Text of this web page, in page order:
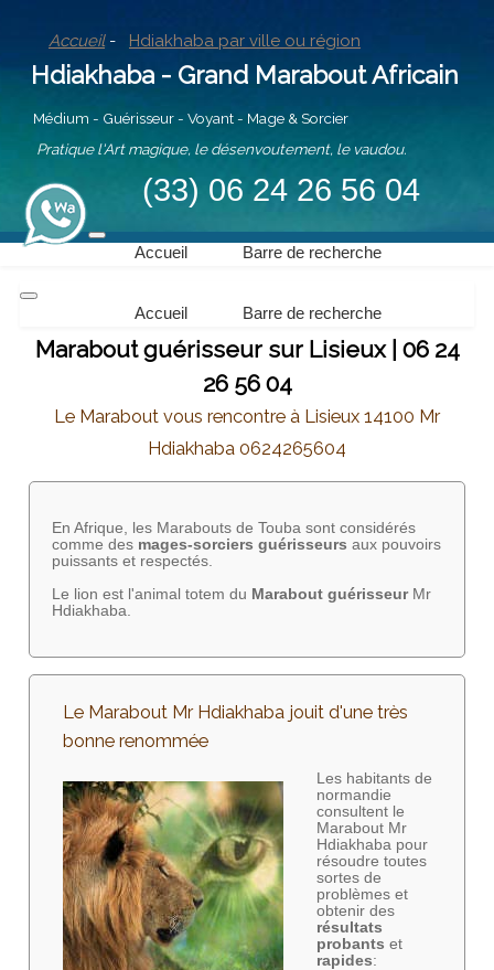
Accueil - Hdiakhaba par ville ou région
Hdiakhaba - Grand Marabout Africain
Médium - Guérisseur - Voyant - Mage & Sorcier
Pratique l'Art magique, le désenvoutement, le vaudou.
(33) 06 24 26 56 04
Accueil Barre de recherche
Accueil Barre de recherche
Marabout guérisseur sur Lisieux | 06 24
26 56 04
Le Marabout vous rencontre à Lisieux 14100 Mr
Hdiakhaba 0624265604
En Afrique, les Marabouts de Touba sont considérés
comme des mages-sorciers guérisseurs aux pouvoirs
puissants et respectés.
Le lion est l'animal totem du Marabout guérisseurMr
Hdiakhaba.
Le Marabout Mr Hdiakhaba jouit d'une très
bonne renommée
Les habitants de
normandie
consultent le
Marabout Mr
Hdiakhaba pour
résoudre toutes
sortes de
problèmes et
obtenir des
résultats
probants et
rapides: